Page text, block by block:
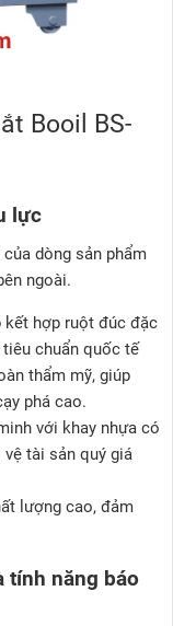
Booil BS-
lực
dòng sản phẩm
ngoài.
kết hợp ruột đúc đặc
chuẩn quốc tế
thẩm mỹ, giúp
phá cao.
với khay nhựa có
vệ tài sản quý giá
lượng cao, đảm
tính năng báo